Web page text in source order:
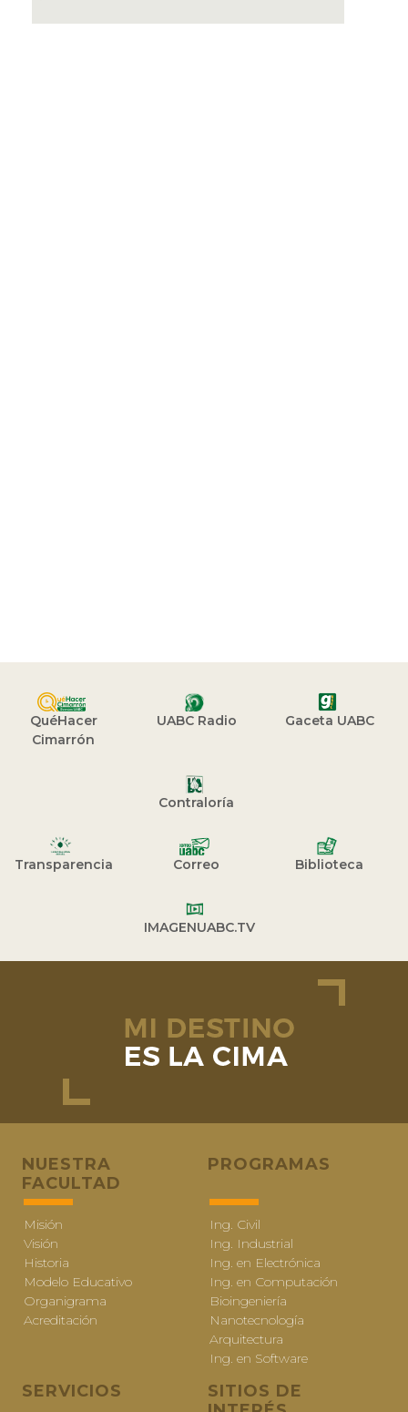
QuéHacer
Cimarrón
UABC Radio Gaceta UABC
Contraloría
Transparencia Correo Biblioteca
IMAGENUABC.TV
NUESTRA
FACULTAD
Misión
Visión
Historia
Modelo Educativo
Organigrama
Acreditación
PROGRAMAS
Ing. Civil
Ing. Industrial
Ing. en Electrónica
Ing. en Computación
Bioingeniería
Nanotecnología
Arquitectura
Ing. en Software
SERVICIOS
SITIOS DE